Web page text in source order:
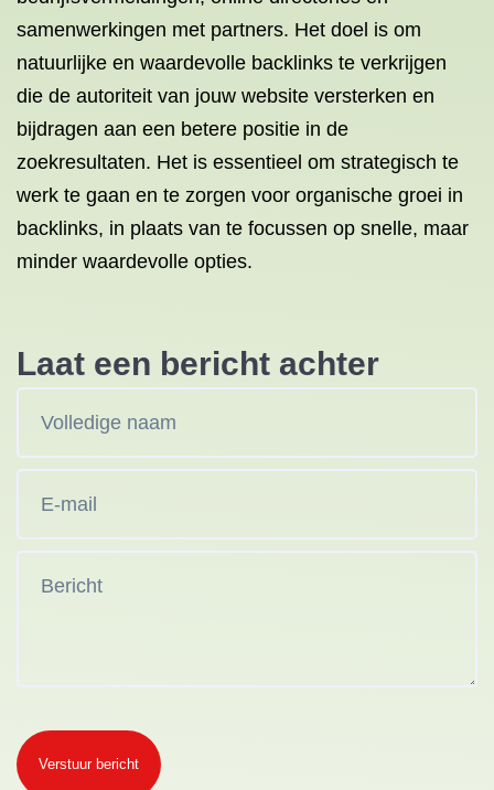
samenwerkingen met partners. Het doel is om
natuurlijke en waardevolle backlinks te verkrijgen
die de autoriteit van jouw website versterken en
bijdragen aan een betere positie in de
zoekresultaten. Het is essentieel om strategisch te
werk te gaan en te zorgen voor organische groei in
backlinks, in plaats van te focussen op snelle, maar
minder waardevolle opties.
Laat een bericht achter
Verstuur bericht